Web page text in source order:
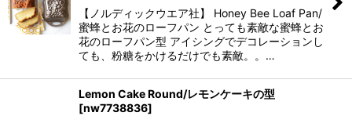
【ノルディックウエア社】 Honey Bee Loaf Pan/
蜜蜂とお花のローフパン とっても素敵な蜜蜂とお
花のローフパン型 アイシングでデコレーションし
ても、粉糖をかけるだけでも素敵。。…
Lemon Cake Round/レモンケーキの型
[nw7738836]